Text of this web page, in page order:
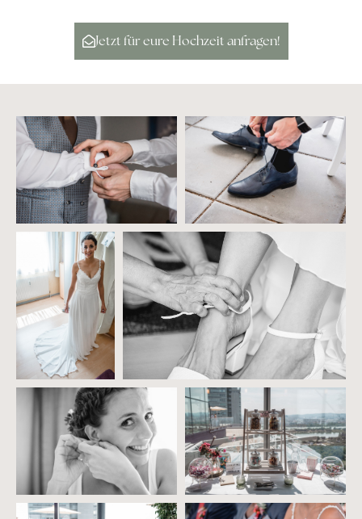
Jetzt für eure Hochzeit anfragen!